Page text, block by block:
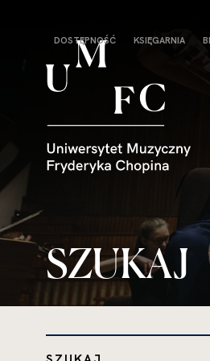
Strona
główna
DOSTĘPNOŚĆ KSIĘGARNIA
SZUKAJ